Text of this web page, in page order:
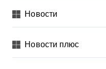
Новости
Новости плюс